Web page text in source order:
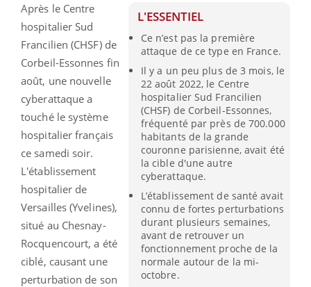
L'ESSENTIEL
Ce n’est pas la première
attaque de ce type en France.
Il y a un peu plus de 3 mois, le
22 août 2022, le Centre
hospitalier Sud Francilien
(CHSF) de Corbeil-Essonnes,
fréquenté par près de 700.000
habitants de la grande
couronne parisienne, avait été
la cible d'une autre
cyberattaque.
L’établissement de santé avait
connu de fortes perturbations
durant plusieurs semaines,
avant de retrouver un
fonctionnement proche de la
normale autour de la mi-
octobre.
Après le Centre
hospitalier Sud
Francilien (CHSF) de
Corbeil-Essonnes fin
août, une nouvelle
cyberattaque a
touché le système
hospitalier français
ce samedi soir.
L'établissement
hospitalier de
Versailles (Yvelines),
situé au Chesnay-
Rocquencourt, a été
ciblé, causant une
perturbation de son